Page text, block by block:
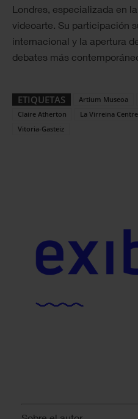
Londres, especializada en
videoarte. Su participación
internacional y la apertura
debates más
ETIQUETAS Artium Museoa
Claire Atherton
La Virreina
Vitoria-Gasteiz